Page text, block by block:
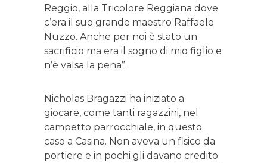
Reggio, alla Tricolore Reggiana dove
c’era il suo grande maestro Raffaele
Nuzzo. Anche per noi è stato un
sacrificio ma era il sogno di mio figlio e
n’è valsa la pena”.
Nicholas Bragazzi ha iniziato a
giocare, come tanti ragazzini, nel
campetto parrocchiale, in questo
caso a Casina. Non aveva un fisico da
portiere e in pochi gli davano credito.